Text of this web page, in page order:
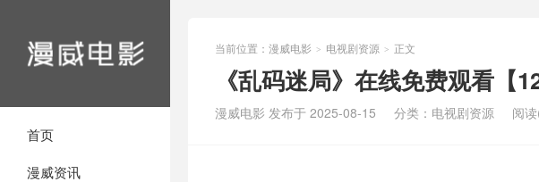
首页
漫威资讯
当前位置： 漫威电影 > 电视剧资源 > 正文
《乱码迷局》在线免费观看【
漫威电影 发布于 2025-08-15 分类： 电视剧资源 阅